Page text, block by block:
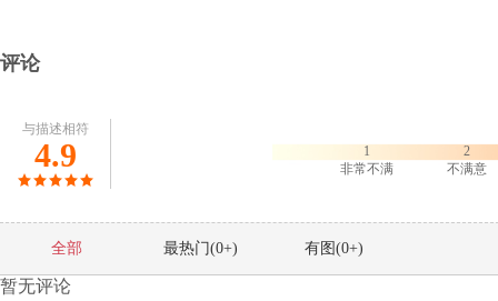
评论
与描述相符
4.9
1
非常不满
2
不满意
全部 最热门(0+) 有图(0+)
暂无评论